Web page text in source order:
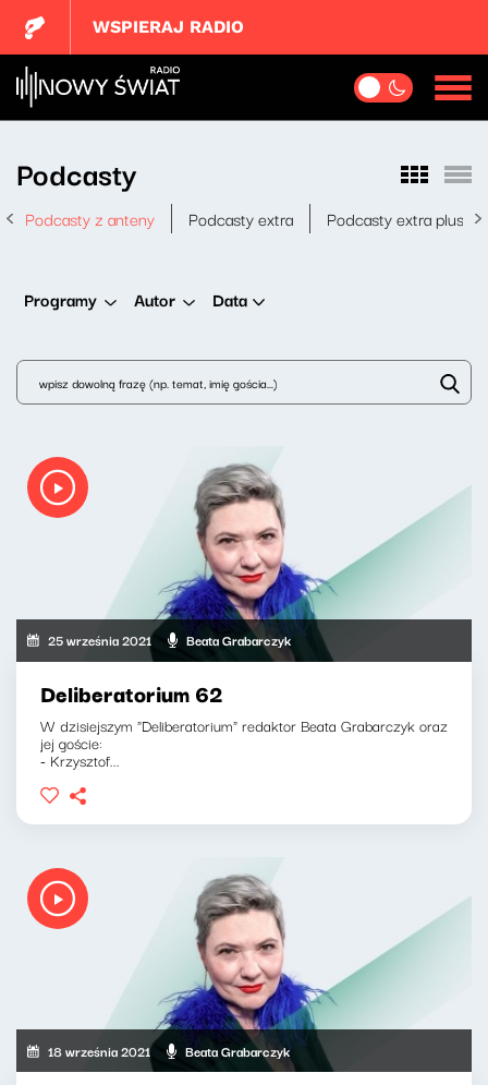
WSPIERAJ RADIO
Podcasty
Podcasty z anteny Podcasty extra Podcasty extra plus
Programy Autor Data
25 września 2021 Beata Grabarczyk
Deliberatorium 62
W dzisiejszym "Deliberatorium" redaktor Beata Grabarczyk oraz
jej goście:
- Krzysztof...
18 września 2021 Beata Grabarczyk